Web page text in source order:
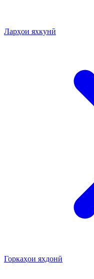
Ларҳои яхкунӣ
Горкаҳои яхдонӣ